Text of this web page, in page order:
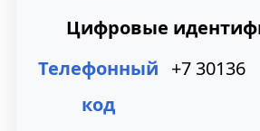
Цифровые
Телефонный
код
+7 30136